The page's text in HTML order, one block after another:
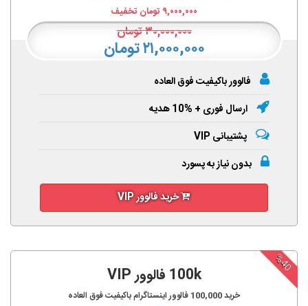
۹,۰۰۰,۰۰۰ تومان تخفیف
۳۰,۰۰۰,۰۰۰تومان
۲۱,۰۰۰,۰۰۰ تومان
فالوور باکیفیت فوق العاده
ارسال فوری + %10 هدیه
پشتیبانی VIP
بدون نیاز به پسورد
خرید فالوور VIP
%40
100k فالوور VIP
خرید100,000 فالوور اینستاگرام باکیفیت فوق العاده